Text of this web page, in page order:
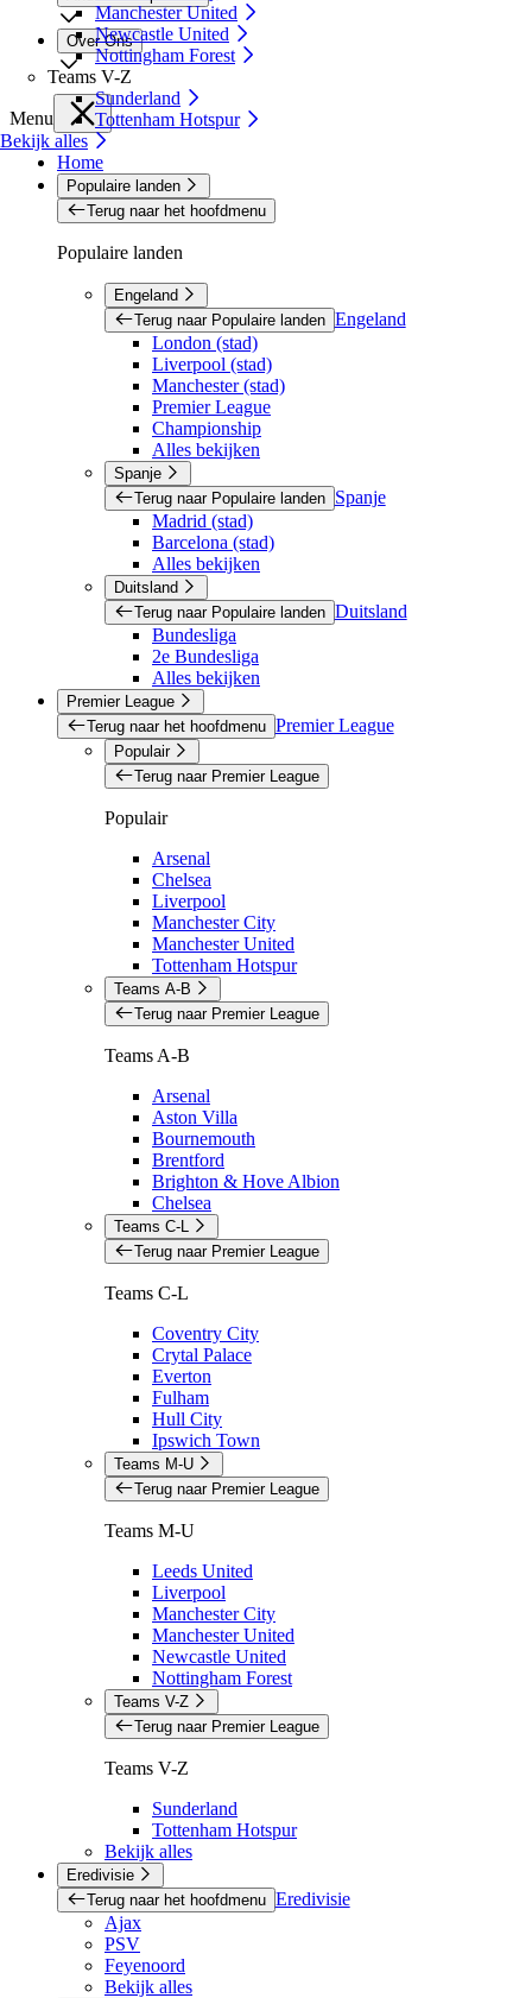
Manchester United
Newcastle United
Nottingham Forest
Teams V-Z
Sunderland
Tottenham Hotspur
Bekijk alles
Over Ons
Menu
Home
Populaire landen
Terug naar het hoofdmenu
Populaire landen
Engeland
Terug naar Populaire landen Engeland
London (stad)
Liverpool (stad)
Manchester (stad)
Premier League
Championship
Alles bekijken
Spanje
Terug naar Populaire landen
Spanje
Madrid (stad)
Barcelona (stad)
Alles bekijken
Duitsland
Terug naar Populaire landen Duitsland
Bundesliga
2e Bundesliga
Alles bekijken
Premier League
Terug naar het hoofdmenu Premier League
Populair
Terug naar Premier League
Populair
Arsenal
Chelsea
Liverpool
Manchester City
Manchester United
Tottenham Hotspur
Teams A-B
Terug naar Premier League
Teams A-B
Arsenal
Aston Villa
Bournemouth
Brentford
Brighton & Hove Albion
Chelsea
Teams C-L
Terug naar Premier League
Teams C-L
Coventry City
Crytal Palace
Everton
Fulham
Hull City
Ipswich Town
Teams M-U
Terug naar Premier League
Teams M-U
Leeds United
Liverpool
Manchester City
Manchester United
Newcastle United
Nottingham Forest
Teams V-Z
Terug naar Premier League
Teams V-Z
Sunderland
Tottenham Hotspur
Bekijk alles
Eredivisie
Terug naar het hoofdmenu Eredivisie
Ajax
PSV
Feyenoord
Bekijk alles